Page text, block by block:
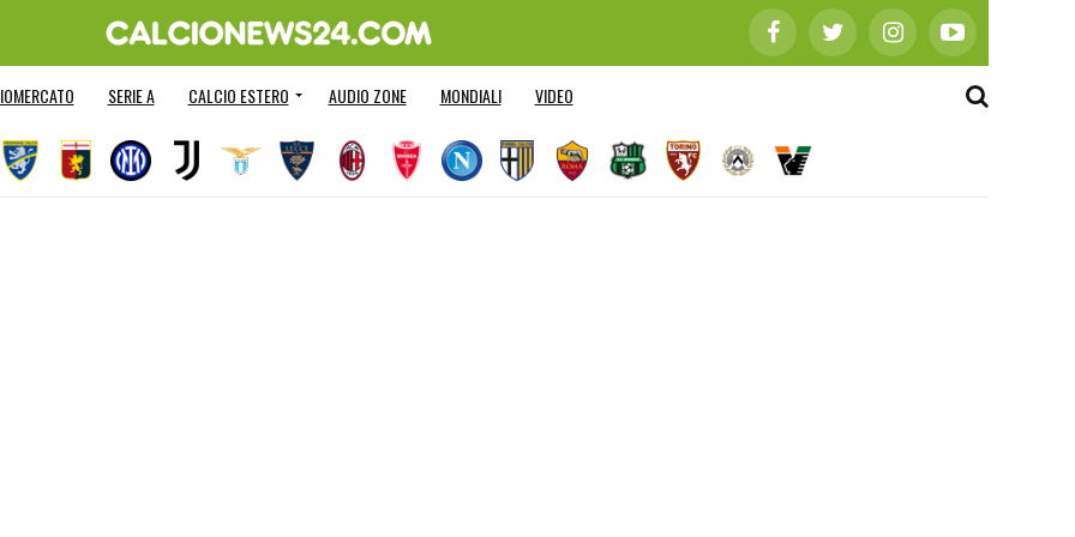
SERIE A CALCIO ESTERO AUDIO ZONE MONDIALI VIDEO